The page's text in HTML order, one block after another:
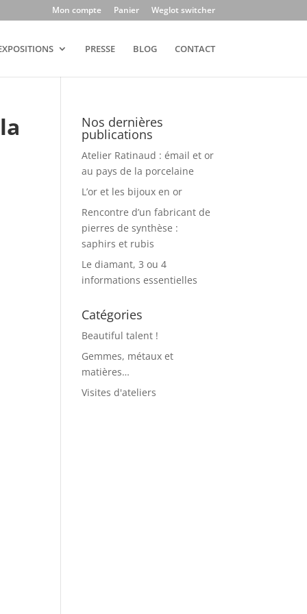
Mon compte Panier Weglot switcher
PRESSE BLOG CONTACT
Nos dernières
publications
Atelier Ratinaud : émail et or
au pays de la porcelaine
L’or et les bijoux en or
Rencontre d’un fabricant de
pierres de synthèse :
saphirs et rubis
Le diamant, 3 ou 4
informations essentielles
Catégories
Beautiful talent !
Gemmes, métaux et
matières…
Visites d'ateliers